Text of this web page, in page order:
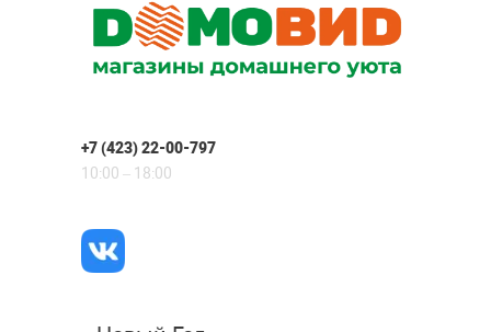
+7 (423) 22-00-797
10:00 – 18:00